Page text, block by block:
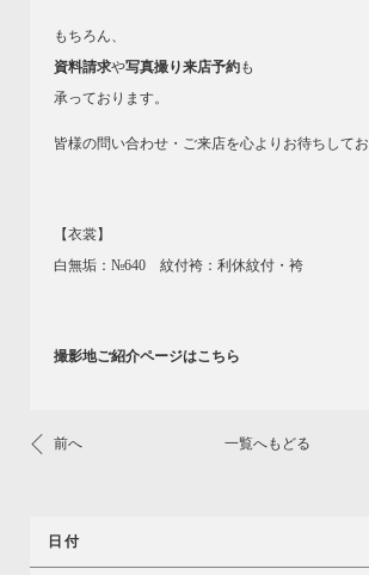
もちろん、
資料請求や写真撮り来店予約も
承っております。
皆様の問い合わせ・ご来店を心よりお待ちしてお
【衣裳】
白無垢：№640 紋付袴：利休紋付・袴
撮影地ご紹介ページはこちら
前へ 一覧へもどる
日付